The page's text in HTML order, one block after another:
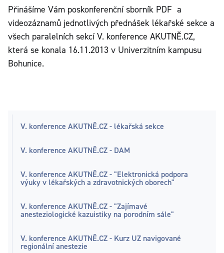
Přinášíme Vám poskonferenční sborník PDF a
videozáznamů jednotlivých přednášek lékařské sekce a
všech paralelních sekcí V. konference AKUTNĚ.CZ,
která se konala 16.11.2013 v Univerzitním kampusu
Bohunice.
V. konference AKUTNĚ.CZ - lékařská sekce
V. konference AKUTNĚ.CZ - DAM
V. konference AKUTNĚ.CZ - "Elektronická podpora
výuky v lékařských a zdravotnických oborech"
V. konference AKUTNĚ.CZ - "Zajímavé
anesteziologické kazuistiky na porodním sále"
V. konference AKUTNĚ.CZ - Kurz UZ navigované
regionální anestezie